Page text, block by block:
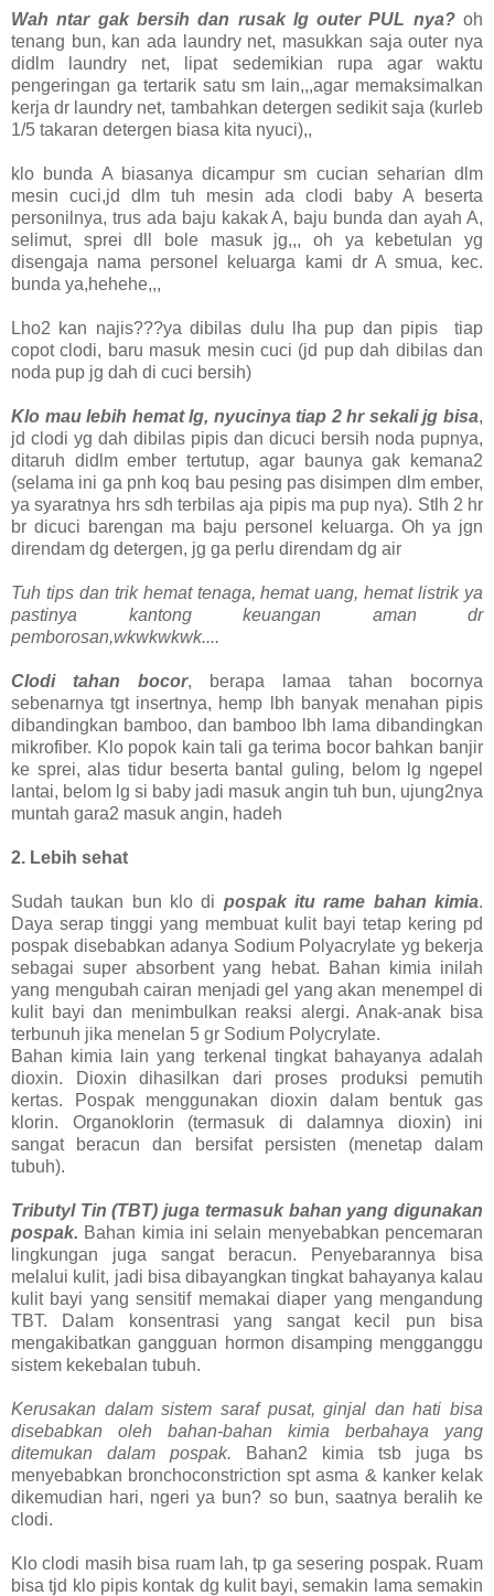
Wah ntar gak bersih dan rusak lg outer PUL nya?oh
tenang bun, kan ada laundry net, masukkan saja outer nya
didlm laundry net, lipat sedemikian rupa agar waktu
pengeringan ga tertarik satu sm lain,,,agar memaksimalkan
kerja dr laundry net, tambahkan detergen sedikit saja (kurleb
1/5 takaran detergen biasa kita nyuci),,
klo bunda A biasanya dicampur sm cucian seharian dlm
mesin cuci,jd dlm tuh mesin ada clodi baby A beserta
personilnya, trus ada baju kakak A, baju bunda dan ayah A,
selimut, sprei dll bole masuk jg,,, oh ya kebetulan yg
disengaja nama personel keluarga kami dr A smua, kec.
bunda ya,hehehe,,,
Lho2 kan najis???ya dibilas dulu lha pup dan pipis tiap
copot clodi, baru masuk mesin cuci (jd pup dah dibilas dan
noda pup jg dah di cuci bersih)
Klo mau lebih hemat lg, nyucinya tiap 2 hr sekali jg bisa,
jd clodi yg dah dibilas pipis dan dicuci bersih noda pupnya,
ditaruh didlm ember tertutup, agar baunya gak kemana2
(selama ini ga pnh koq bau pesing pas disimpen dlm ember,
ya syaratnya hrs sdh terbilas aja pipis ma pup nya). Stlh 2 hr
br dicuci barengan ma baju personel keluarga. Oh ya jgn
direndam dg detergen, jg ga perlu direndam dg air
Tuh tips dan trik hemat tenaga, hemat uang, hemat listrik ya
pastinya kantong keuangan aman dr
pemborosan,wkwkwkwk....
Clodi tahan bocor, berapa lamaa tahan bocornya
sebenarnya tgt insertnya, hemp lbh banyak menahan pipis
dibandingkan bamboo, dan bamboo lbh lama dibandingkan
mikrofiber. Klo popok kain tali ga terima bocor bahkan banjir
ke sprei, alas tidur beserta bantal guling, belom lg ngepel
lantai, belom lg si baby jadi masuk angin tuh bun, ujung2nya
muntah gara2 masuk angin, hadeh
2. Lebih sehat
Sudah taukan bun klo di pospak itu rame bahan kimia.
Daya serap tinggi yang membuat kulit bayi tetap kering pd
pospak disebabkan adanya Sodium Polyacrylate yg bekerja
sebagai super absorbent yang hebat. Bahan kimia inilah
yang mengubah cairan menjadi gel yang akan menempel di
kulit bayi dan menimbulkan reaksi alergi. Anak-anak bisa
terbunuh jika menelan 5 gr Sodium Polycrylate.
Bahan kimia lain yang terkenal tingkat bahayanya adalah
dioxin. Dioxin dihasilkan dari proses produksi pemutih
kertas. Pospak menggunakan dioxin dalam bentuk gas
klorin. Organoklorin (termasuk di dalamnya dioxin) ini
sangat beracun dan bersifat persisten (menetap dalam
tubuh).
Tributyl Tin (TBT) juga termasuk bahan yang digunakan
pospak. Bahan kimia ini selain menyebabkan pencemaran
lingkungan juga sangat beracun. Penyebarannya bisa
melalui kulit, jadi bisa dibayangkan tingkat bahayanya kalau
kulit bayi yang sensitif memakai diaper yang mengandung
TBT. Dalam konsentrasi yang sangat kecil pun bisa
mengakibatkan gangguan hormon disamping mengganggu
sistem kekebalan tubuh.
Kerusakan dalam sistem saraf pusat, ginjal dan hati bisa
disebabkan oleh bahan-bahan kimia berbahaya yang
ditemukan dalam pospak. Bahan2 kimia tsb juga bs
menyebabkan bronchoconstriction spt asma & kanker kelak
dikemudian hari, ngeri ya bun? so bun, saatnya beralih ke
clodi.
Klo clodi masih bisa ruam lah, tp ga sesering pospak. Ruam
bisa tjd klo pipis kontak dg kulit bayi, semakin lama semakin